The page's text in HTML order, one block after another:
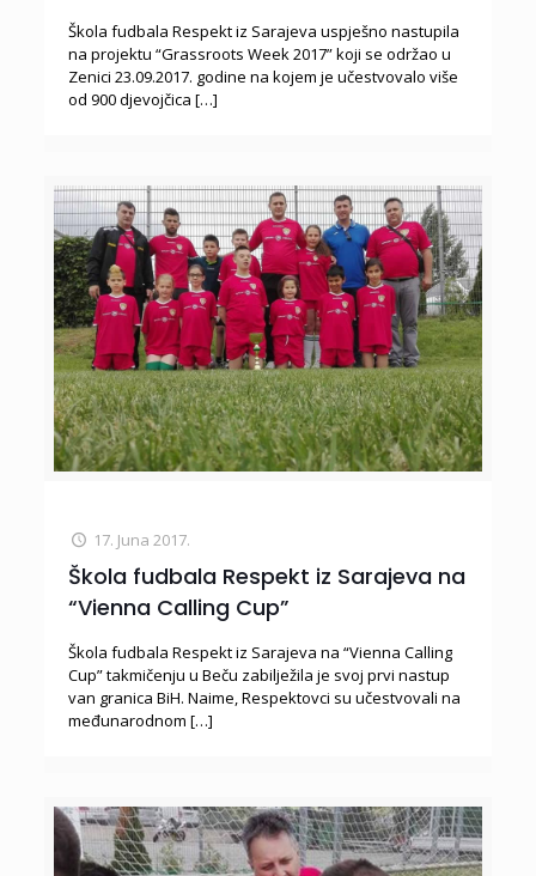
Škola fudbala Respekt iz Sarajeva uspješno nastupila
na projektu “Grassroots Week 2017” koji se održao u
Zenici 23.09.2017. godine na kojem je učestvovalo više
od 900 djevojčica […]
17. Juna 2017.
Škola fudbala Respekt iz Sarajeva na
“Vienna Calling Cup”
Škola fudbala Respekt iz Sarajeva na “Vienna Calling
Cup” takmičenju u Beču zabilježila je svoj prvi nastup
van granica BiH. Naime, Respektovci su učestvovali na
međunarodnom […]